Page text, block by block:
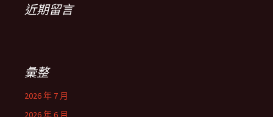
近期留言
彙整
2026 年 7 月
2026 年 6 月